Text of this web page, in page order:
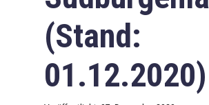
(Stand:
01.12.2020)